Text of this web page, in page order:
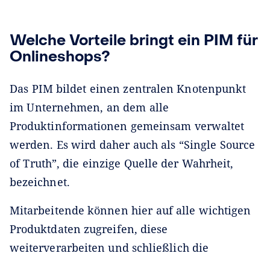
Welche Vorteile bringt ein PIM für
Onlineshops?
Das PIM bildet einen zentralen Knotenpunkt
im Unternehmen, an dem alle
Produktinformationen gemeinsam verwaltet
werden. Es wird daher auch als “Single Source
of Truth”, die einzige Quelle der Wahrheit,
bezeichnet.
Mitarbeitende können hier auf alle wichtigen
Produktdaten zugreifen, diese
weiterverarbeiten und schließlich die